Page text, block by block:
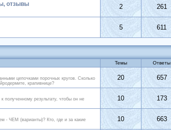
отзывы 2 261
5 611
Темы Ответы
цепочками порочных кругов. Сколько
крапивнице?
20 657
результату, чтобы он не
10 173
- ЧЕМ (варианты)? Кто, где и за какие
10 663